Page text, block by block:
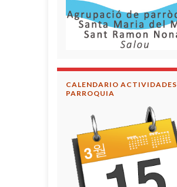
CALENDARIO ACTIVIDADES
PARROQUIA